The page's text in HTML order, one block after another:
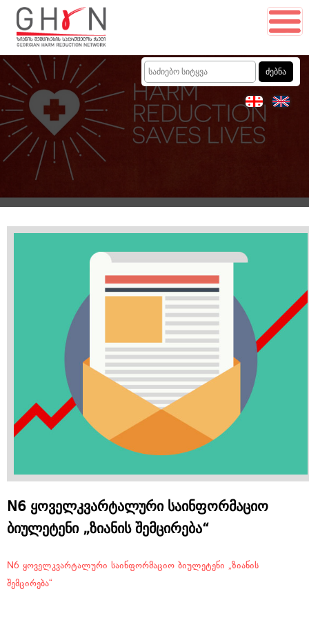
N6 ყოველკვარტალური საინფორმაციო
ბიულეტენი „ზიანის შემცირება“
N6 ყოველკვარტალური საინფორმაციო ბიულეტენი „ზიანის
შემცირება“